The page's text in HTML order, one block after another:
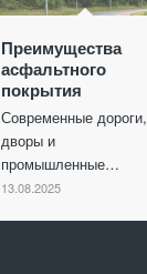
Преимущества
асфальтного
покрытия
Современные дороги,
дворы и
промышленные…
13.08.2025